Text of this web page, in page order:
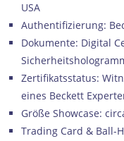
USA
Authentifizierung:
Dokumente: Digital
Zertifikatsstatus:
eines Beckett
Größe Showcase:
Trading Card & Ball-